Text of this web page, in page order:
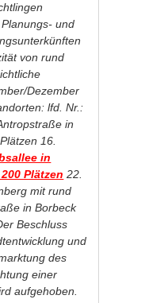
und
von rund
Dezember
lfd. Nr.:
in
16.
in
Plätzen 22.
mit rund
in Borbeck
Beschluss
und
des
einer
aufgehoben.